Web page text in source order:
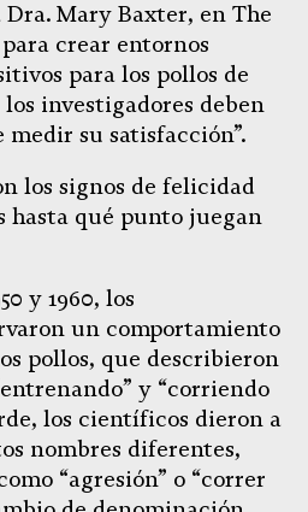
Mary Baxter, en The
crear entornos
para los pollos de
investigadores deben
su satisfacción”.
los signos de felicidad
hasta qué punto juegan
y 1960, los
un comportamiento
pollos, que describieron
y “corriendo
los científicos dieron a
nombres diferentes,
“agresión” o “correr